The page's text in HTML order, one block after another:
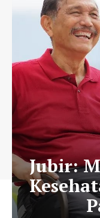
Jubir: